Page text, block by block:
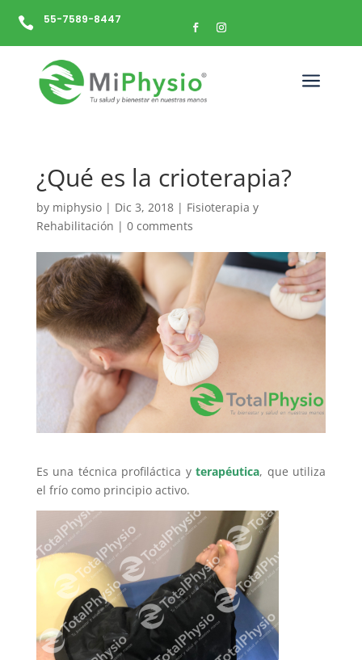
 55-7589-8447
a
¿Qué es la crioterapia?
by miphysio| Dic 3, 2018| Fisioterapia y
Rehabilitación | 0 comments
Es una técnica profiláctica yterapéutica, que utiliza
el frío como principio activo.